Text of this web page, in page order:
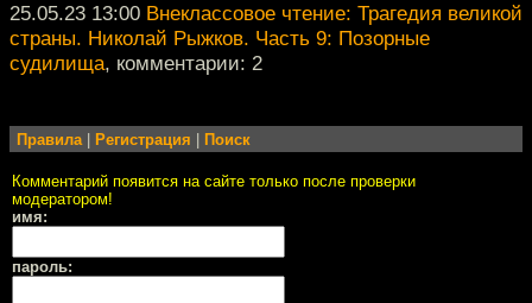
25.05.23 13:00 Внеклассовое чтение: Трагедия великой
страны. Николай Рыжков. Часть 9: Позорные
судилища, комментарии: 2
Правила| Регистрация Поиск
Комментарий появится на сайте только после проверки
модератором!
имя:
пароль: